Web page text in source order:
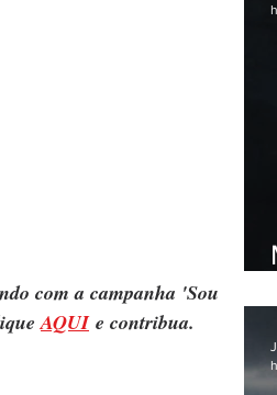
com a campanha 'Sou
AQUI e contribua.